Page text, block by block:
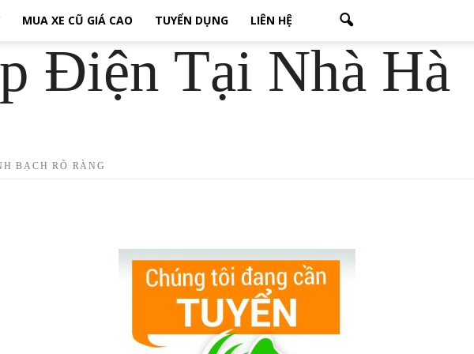
MUA XE CŨ GIÁ CAO TUYỂN DỤNG LIÊN HỆ
Điện Tại Nhà Hà
BẠCH RÕ RÀNG